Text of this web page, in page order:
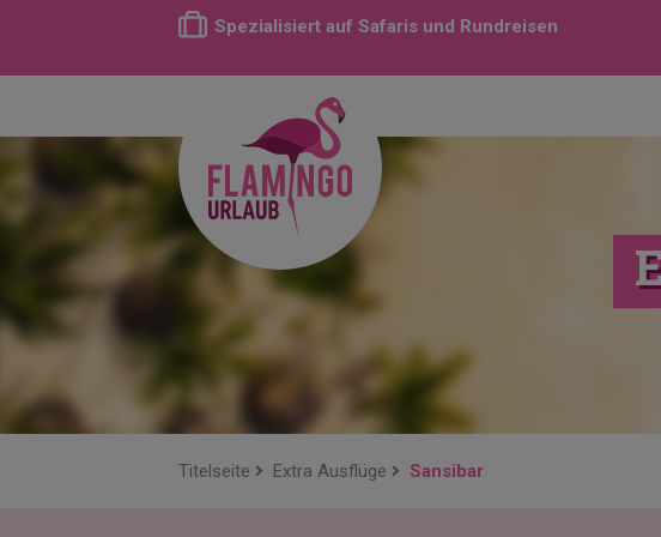
Spezialisiert auf Safaris und Rundreisen
Titelseite Extra Ausflüge Sansibar